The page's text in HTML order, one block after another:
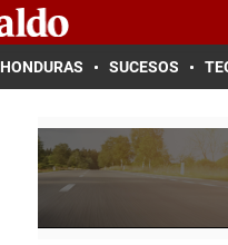
HONDURAS SUCESOS